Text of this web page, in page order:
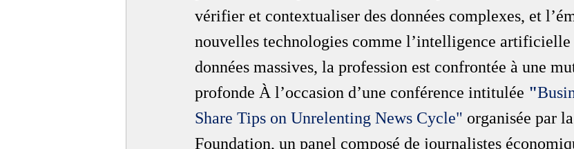
vérifier et contextualiser des données complexes, et
nouvelles technologies comme l’intelligence artificielle
données massives, la profession est confrontée à une
profonde À l’occasion d’une conférence intitulée "
Share Tips on Unrelenting News Cycle" organisée par
Foundation, un panel composé de journalistes